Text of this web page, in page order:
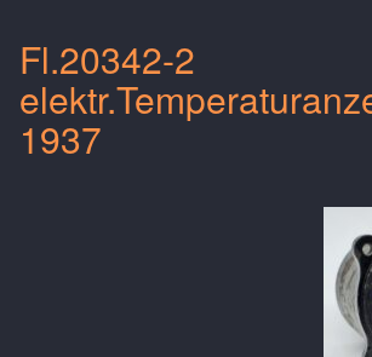
Fl.20342-2
1937